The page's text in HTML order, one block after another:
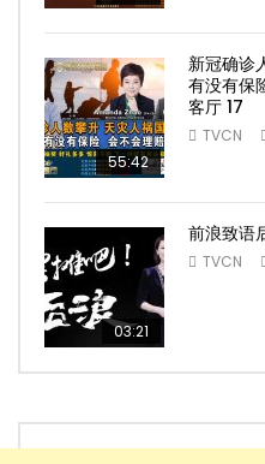
55:42
新冠确诊
有没有保
客厅 17
TVCN
03:21
前浪致语
TVCN